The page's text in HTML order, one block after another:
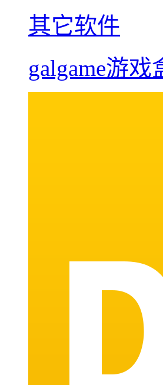
其它软件
galgame游戏